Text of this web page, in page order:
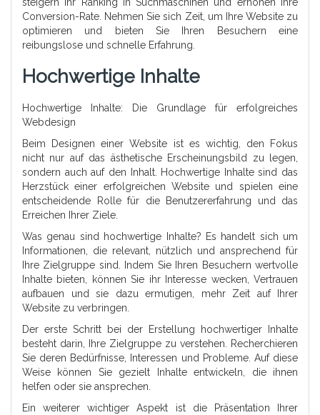
steigern Ihr Ranking in Suchmaschinen und erhöhen Ihre
Conversion-Rate. Nehmen Sie sich Zeit, um Ihre Website zu
optimieren und bieten Sie Ihren Besuchern eine
reibungslose und schnelle Erfahrung.
Hochwertige Inhalte
Hochwertige Inhalte: Die Grundlage für erfolgreiches
Webdesign
Beim Designen einer Website ist es wichtig, den Fokus
nicht nur auf das ästhetische Erscheinungsbild zu legen,
sondern auch auf den Inhalt. Hochwertige Inhalte sind das
Herzstück einer erfolgreichen Website und spielen eine
entscheidende Rolle für die Benutzererfahrung und das
Erreichen Ihrer Ziele.
Was genau sind hochwertige Inhalte? Es handelt sich um
Informationen, die relevant, nützlich und ansprechend für
Ihre Zielgruppe sind. Indem Sie Ihren Besuchern wertvolle
Inhalte bieten, können Sie ihr Interesse wecken, Vertrauen
aufbauen und sie dazu ermutigen, mehr Zeit auf Ihrer
Website zu verbringen.
Der erste Schritt bei der Erstellung hochwertiger Inhalte
besteht darin, Ihre Zielgruppe zu verstehen. Recherchieren
Sie deren Bedürfnisse, Interessen und Probleme. Auf diese
Weise können Sie gezielt Inhalte entwickeln, die ihnen
helfen oder sie ansprechen.
Ein weiterer wichtiger Aspekt ist die Präsentation Ihrer